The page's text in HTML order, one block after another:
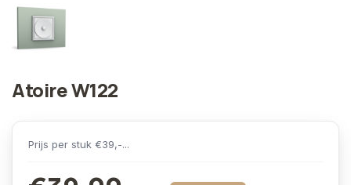
Atoire W122
Prijs per stuk €39,-...